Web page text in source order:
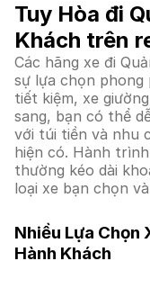
Tuy Hòa đi
Khách trên
Các hãng xe đi
sự lựa chọn phong
tiết kiệm, xe
sang, bạn có thể
với túi tiền và nhu
hiện có. Hành
thường kéo dài
loại xe bạn chọn
Nhiều Lựa Chọn
Hành Khách